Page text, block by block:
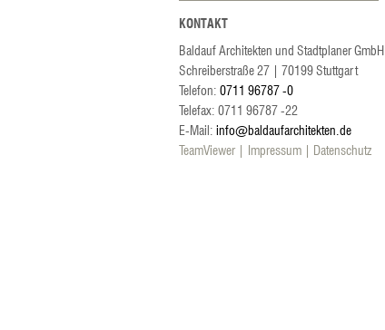
KONTAKT
Baldauf Architekten und Stadtplaner GmbH
Schreiberstraße 27 | 70199Stuttgart
Telefon: 0711 96787 -0
Telefax: 0711 96787 -22
E-Mail: info@baldaufarchitekten.de
TeamViewer
Impressum Datenschutz